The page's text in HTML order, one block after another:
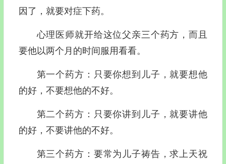
因了，就要对症下药。
心理医师就开给这位父亲三个药方，而且
要他以两个月的时间服用看看。
第一个药方：只要你想到儿子，就要想他
的好，不要想他的不好。
第二个药方：只要你讲到儿子，就要讲他
的好，不要讲他的不好。
第三个药方：要常为儿子祷告，求上天祝